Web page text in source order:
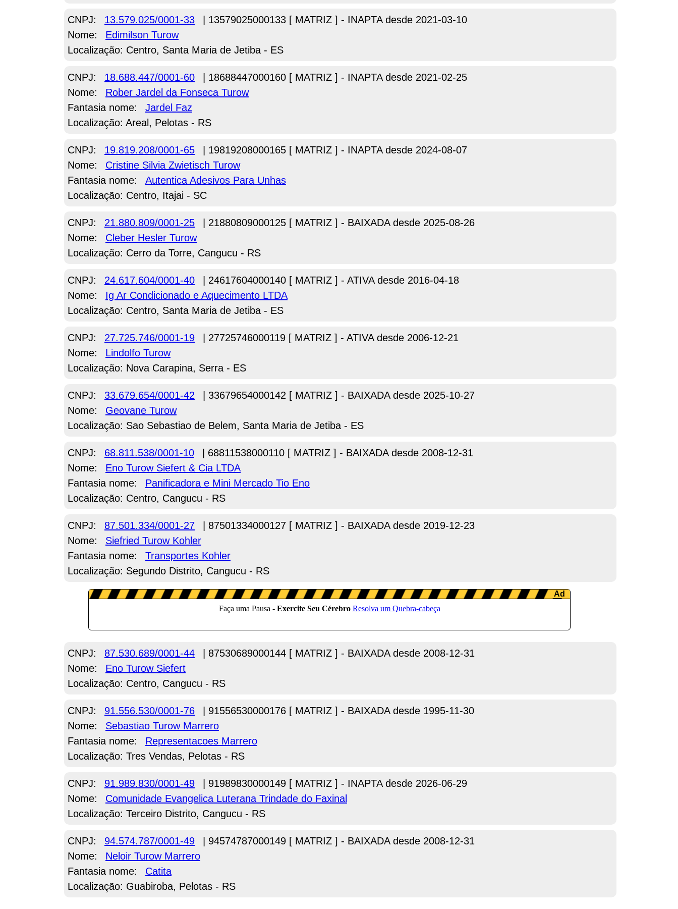
CNPJ: 13.579.025/0001-33
| 13579025000133 [ MATRIZ ] - INAPTA desde 2021-03-10
Nome:
Edimilson Turow
Localização: Centro, Santa Maria de Jetiba - ES
CNPJ: 18.688.447/0001-60
| 18688447000160 [ MATRIZ ] - INAPTA desde 2021-02-25
Nome:
Rober Jardel da Fonseca Turow
Fantasia nome:
Jardel Faz
Localização: Areal, Pelotas - RS
CNPJ: 19.819.208/0001-65
| 19819208000165 [ MATRIZ ] - INAPTA desde 2024-08-07
Nome:
Cristine Silvia Zwietisch Turow
Fantasia nome:
Autentica Adesivos Para Unhas
Localização: Centro, Itajai - SC
CNPJ: 21.880.809/0001-25
| 21880809000125 [ MATRIZ ] - BAIXADA desde 2025-08-26
Nome:
Cleber Hesler Turow
Localização: Cerro da Torre, Cangucu - RS
CNPJ: 24.617.604/0001-40
| 24617604000140 [ MATRIZ ] - ATIVA desde 2016-04-18
Nome:
Ig Ar Condicionado e Aquecimento LTDA
Localização: Centro, Santa Maria de Jetiba - ES
CNPJ: 27.725.746/0001-19
| 27725746000119 [ MATRIZ ] - ATIVA desde 2006-12-21
Nome:
Lindolfo Turow
Localização: Nova Carapina, Serra - ES
CNPJ: 33.679.654/0001-42
| 33679654000142 [ MATRIZ ] - BAIXADA desde 2025-10-27
Nome:
Geovane Turow
Localização: Sao Sebastiao de Belem, Santa Maria de Jetiba - ES
CNPJ: 68.811.538/0001-10
| 68811538000110 [ MATRIZ ] - BAIXADA desde 2008-12-31
Nome:
Eno Turow Siefert & Cia LTDA
Fantasia nome:
Panificadora e Mini Mercado Tio Eno
Localização: Centro, Cangucu - RS
CNPJ: 87.501.334/0001-27
| 87501334000127 [ MATRIZ ] - BAIXADA desde 2019-12-23
Nome:
Siefried Turow Kohler
Fantasia nome:
Transportes Kohler
Localização: Segundo Distrito, Cangucu - RS
CNPJ: 87.530.689/0001-44
| 87530689000144 [ MATRIZ ] - BAIXADA desde 2008-12-31
Nome:
Eno Turow Siefert
Localização: Centro, Cangucu - RS
CNPJ: 91.556.530/0001-76
| 91556530000176 [ MATRIZ ] - BAIXADA desde 1995-11-30
Nome:
Sebastiao Turow Marrero
Fantasia nome:
Representacoes Marrero
Localização: Tres Vendas, Pelotas - RS
CNPJ: 91.989.830/0001-49
| 91989830000149 [ MATRIZ ] - INAPTA desde 2026-06-29
Nome:
Comunidade Evangelica Luterana Trindade do Faxinal
Localização: Terceiro Distrito, Cangucu - RS
CNPJ: 94.574.787/0001-49
| 94574787000149 [ MATRIZ ] - BAIXADA desde 2008-12-31
Nome:
Neloir Turow Marrero
Fantasia nome:
Catita
Localização: Guabiroba, Pelotas - RS